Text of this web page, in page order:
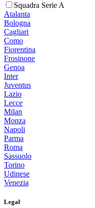
Squadra Serie A
Atalanta
Bologna
Cagliari
Como
Fiorentina
Frosinone
Genoa
Inter
Juventus
Lazio
Lecce
Milan
Monza
Napoli
Parma
Roma
Sassuolo
Torino
Udinese
Venezia
Legal